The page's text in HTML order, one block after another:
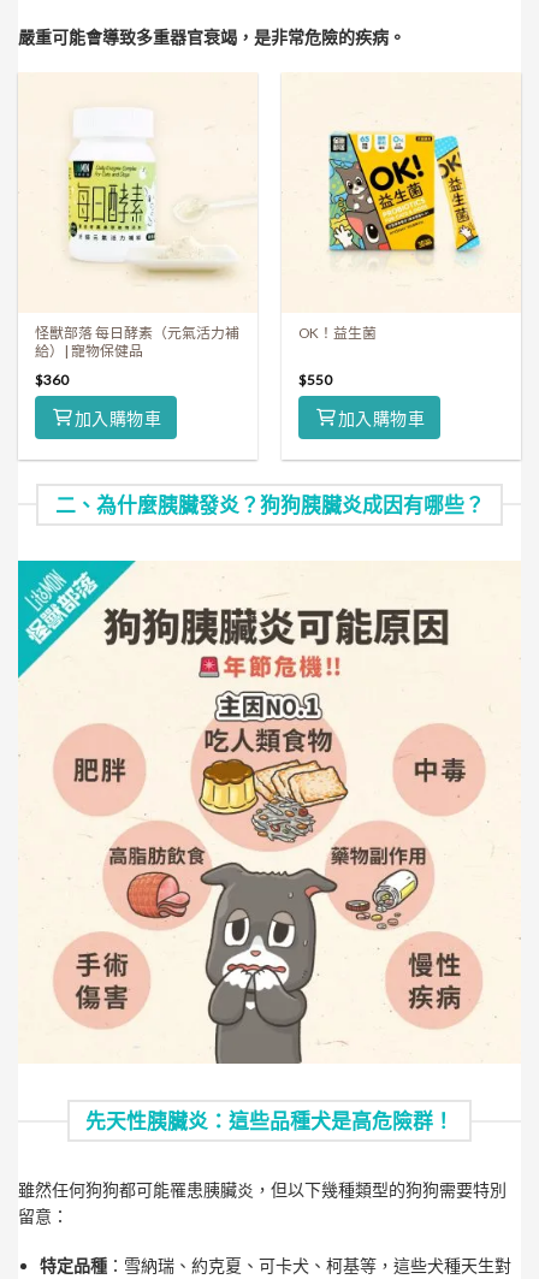
嚴重可能會導致多重器官衰竭，是非常危險的疾病。
怪獸部落 每日酵素（元氣活力補
給）| 寵物保健品
$360
加入購物車
OK！益生菌
$550
加入購物車
二、為什麼胰臟發炎？狗狗胰臟炎成因有哪些？
先天性胰臟炎：這些品種犬是高危險群！
雖然任何狗狗都可能罹患胰臟炎，但以下幾種類型的狗狗需要特別
留意：
特定品種 ：雪納瑞、約克夏、可卡犬、柯基等，這些犬種天生對